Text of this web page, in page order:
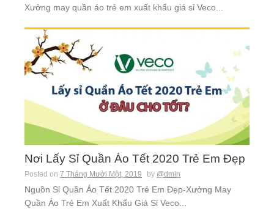
Xưởng may quần áo trẻ em xuất khẩu giá sỉ Veco...
Nơi Lấy Sỉ Quần Áo Tết 2020 Trẻ Em Đẹp
Posted on 7 Tháng Mười Một, 2019 by @dmin
Nguồn Sỉ Quần Áo Tết 2020 Trẻ Em Đẹp-Xưởng May
Quần Áo Trẻ Em Xuất Khẩu Giá Sỉ Veco...